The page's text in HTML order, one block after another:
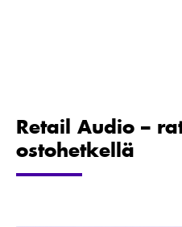
Retail Audio –
ostohetkellä